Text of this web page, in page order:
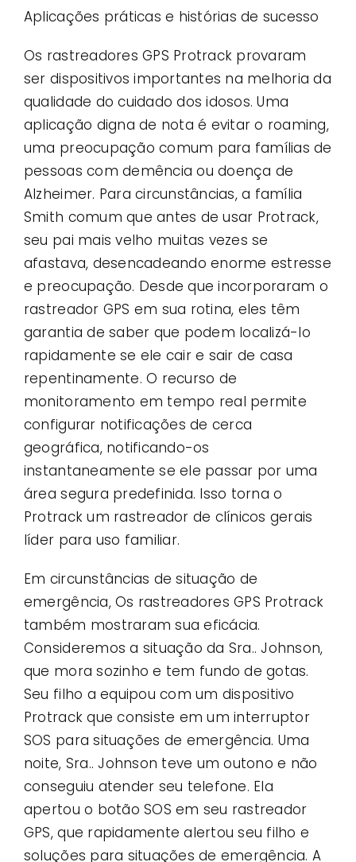
Aplicações práticas e histórias de sucesso
Os rastreadores GPS Protrack provaram
ser dispositivos importantes na melhoria da
qualidade do cuidado dos idosos. Uma
aplicação digna de nota é evitar o roaming,
uma preocupação comum para famílias de
pessoas com demência ou doença de
Alzheimer. Para circunstâncias, a família
Smith comum que antes de usar Protrack,
seu pai mais velho muitas vezes se
afastava, desencadeando enorme estresse
e preocupação. Desde que incorporaram o
rastreador GPS em sua rotina, eles têm
garantia de saber que podem localizá-lo
rapidamente se ele cair e sair de casa
repentinamente. O recurso de
monitoramento em tempo real permite
configurar notificações de cerca
geográfica, notificando-os
instantaneamente se ele passar por uma
área segura predefinida. Isso torna o
Protrack um rastreador de clínicos gerais
líder para uso familiar.
Em circunstâncias de situação de
emergência, Os rastreadores GPS Protrack
também mostraram sua eficácia.
Consideremos a situação da Sra.. Johnson,
que mora sozinho e tem fundo de gotas.
Seu filho a equipou com um dispositivo
Protrack que consiste em um interruptor
SOS para situações de emergência. Uma
noite, Sra.. Johnson teve um outono e não
conseguiu atender seu telefone. Ela
apertou o botão SOS em seu rastreador
GPS, que rapidamente alertou seu filho e
soluções para situações de emergência. A